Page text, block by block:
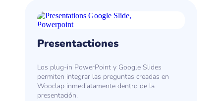
Presentactiones
Los plug-in PowerPoint y Google Slides
permiten integrar las preguntas creadas en
Wooclap inmediatamente dentro de la
presentación.